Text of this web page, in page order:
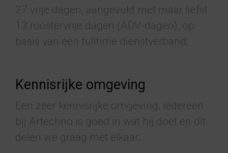
27 vrije dagen, aangevuld met maar liefst
13 roostervrije dagen (ADV-dagen), op
basis van een fulltime dienstverband;
Kennisrijke omgeving
Een zeer kennisrijke omgeving, iedereen
bij Artechno is goed in wat hij doet en dit
delen we graag met elkaar;